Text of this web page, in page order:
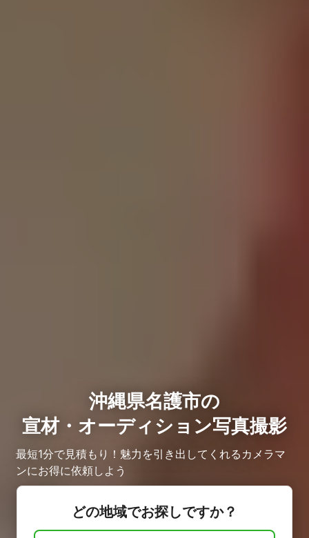
沖縄県名護市の
宣材・オーディション写真撮影
最短1分で見積もり！魅力を引き出してくれるカメラマ
ンにお得に依頼しよう
どの地域でお探しですか？